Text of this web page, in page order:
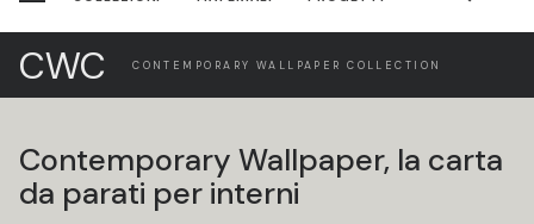
CWC CONTEMPORARY WALLPAPER COLLECTION
Contemporary Wallpaper, la carta
da parati per interni